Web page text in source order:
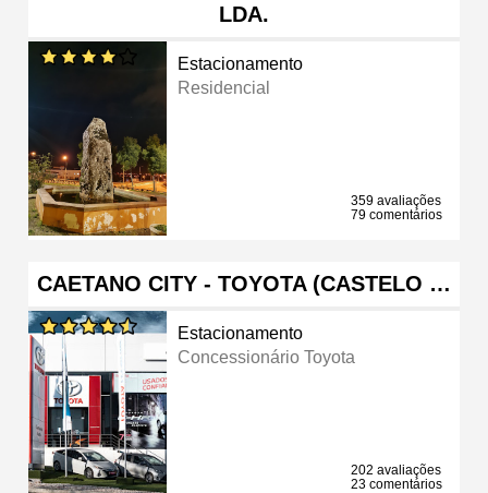
LDA.
Estacionamento
Residencial
359 avaliações
79 comentários
CAETANO CITY - TOYOTA (CASTELO …
Estacionamento
Concessionário Toyota
202 avaliações
23 comentários